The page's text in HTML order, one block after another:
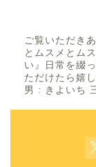
ご覧いただき
とムスメとム
い』日常を綴
ただけたら嬉
男 : きよいち